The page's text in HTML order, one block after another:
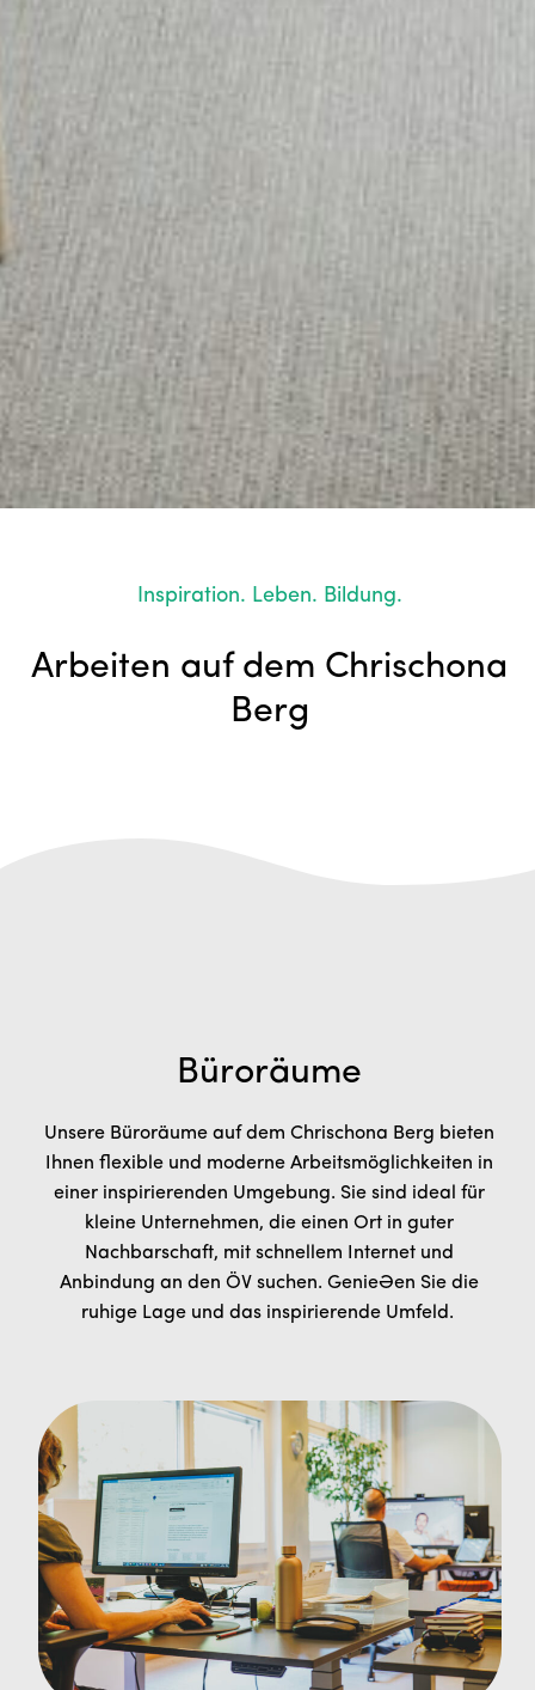
Inspiration. Leben. Bildung.
Arbeiten auf dem Chrischona
Berg
Büroräume
Unsere Büroräume auf dem Chrischona Berg bieten
Ihnen flexible und moderne Arbeitsmöglichkeiten in
einer inspirierenden Umgebung. Sie sind ideal für
kleine Unternehmen, die einen Ort in guter
Nachbarschaft, mit schnellem Internet und
Anbindung an den ÖV suchen. Genießen Sie die
ruhige Lage und das inspirierende Umfeld.